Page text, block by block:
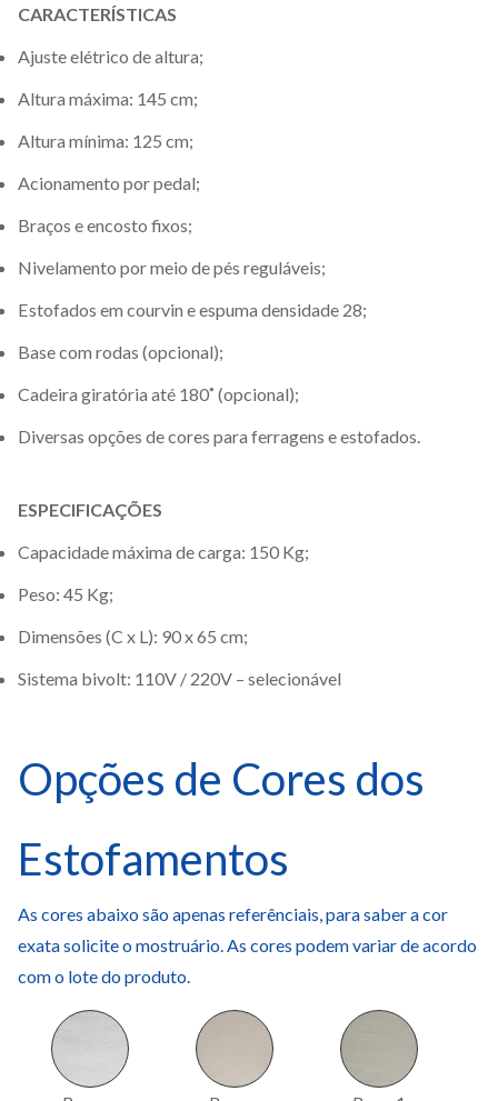
CARACTERÍSTICAS
Ajuste elétrico de altura;
Altura máxima: 145 cm;
Altura mínima: 125 cm;
Acionamento por pedal;
Braços e encosto fixos;
Nivelamento por meio de pés reguláveis;
Estofados em courvin e espuma densidade 28;
Base com rodas (opcional);
Cadeira giratória até 180˚ (opcional);
Diversas opções de cores para ferragens e estofados.
ESPECIFICAÇÕES
Capacidade máxima de carga: 150 Kg;
Peso: 45 Kg;
Dimensões (C x L): 90 x 65 cm;
Sistema bivolt: 110V / 220V – selecionável
Opções de Cores dos
Estofamentos
As cores abaixo são apenas referênciais, para saber a cor
exata solicite o mostruário. As cores podem variar de acordo
com o lote do produto.